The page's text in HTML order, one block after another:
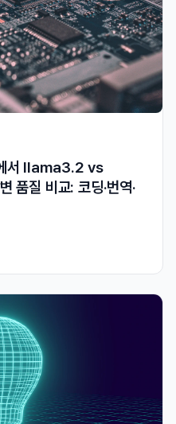
서 llama3.2 vs
질 비교: 코딩·번역·